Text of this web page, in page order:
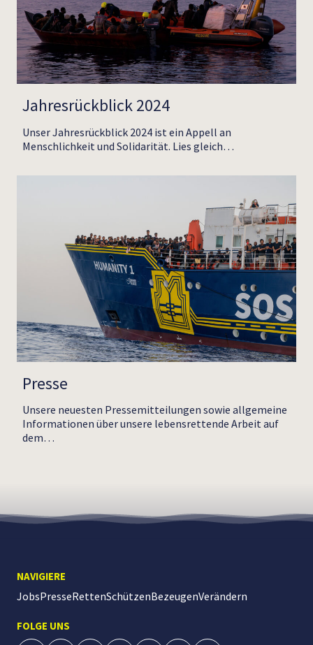
Jahresrückblick 2024
Unser Jahresrückblick 2024 ist ein Appell an
Menschlichkeit und Solidarität. Lies gleich…
Presse
Unsere neuesten Pressemitteilungen sowie allgemeine
Informationen über unsere lebensrettende Arbeit auf
dem…
NAVIGIERE
JobsPresseRettenSchützenBezeugenVerändern
FOLGE UNS